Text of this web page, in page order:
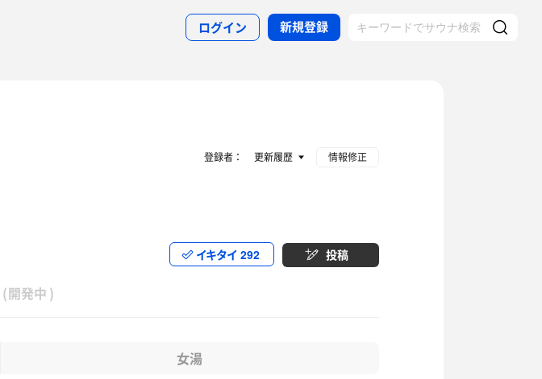
ログイン 新規登録
イキタイ 292 投稿
(開発中 )
女湯
登録者： 更新履歴 情報修正